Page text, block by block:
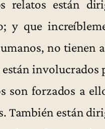
relatos están
y que
no tienen
son forzados a
También están